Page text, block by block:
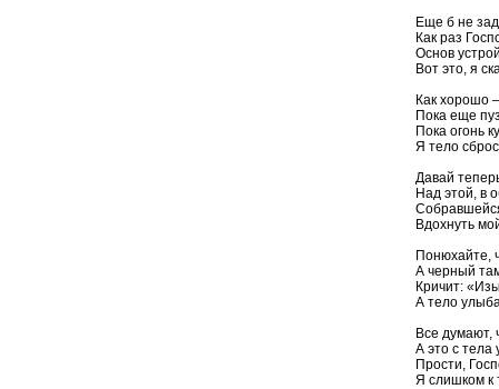
Еще б не
Как раз
Основ
Вот это, я
Как хорошо
Пока еще
Пока огонь
Я тело
Давай
Над этой, в
Вдохнуть
Понюхайте,
А черный
Кричит:
А тело
Все думают,
А это с тела
Прости,
Я слишком к